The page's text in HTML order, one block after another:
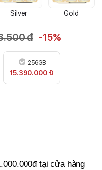
Silver Gold
đ -15%
256GB
15.390.000 Đ
tại cửa hàng